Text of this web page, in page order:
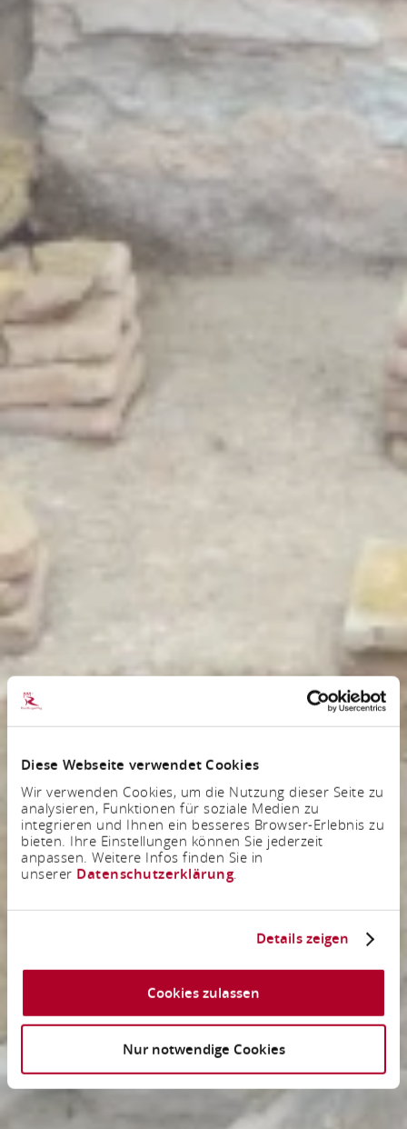
Diese Webseite verwendet Cookies
Wir verwenden Cookies, um die Nutzung dieser Seite zu
analysieren, Funktionen für soziale Medien zu
integrieren und Ihnen ein besseres Browser-Erlebnis zu
bieten. Ihre Einstellungen können Sie jederzeit
anpassen. Weitere Infos finden Sie in
unserer Datenschutzerklärung.
Details zeigen
Cookies zulassen
Nur notwendige Cookies